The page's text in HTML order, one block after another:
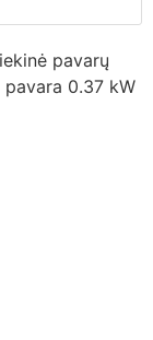
pavarų
0.37 kW